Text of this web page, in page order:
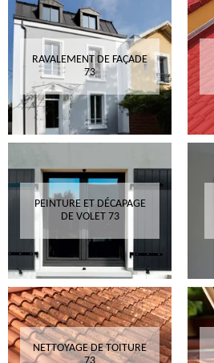
RAVALEMENT DE FAÇADE
73
PEINTURE ET DÉCAPAGE
DE VOLET 73
NETTOYAGE DE TOITURE